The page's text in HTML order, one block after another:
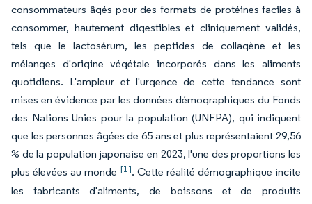
consommateurs âgés pour des formats de protéines faciles à
consommer, hautement digestibles et cliniquement validés,
tels que le lactosérum, les peptides de collagène et les
mélanges d'origine végétale incorporés dans les aliments
quotidiens. L'ampleur et l'urgence de cette tendance sont
mises en évidence par les données démographiques du Fonds
des Nations Unies pour la population (UNFPA), qui indiquent
que les personnes âgées de 65 ans et plus représentaient 29,56
% de la population japonaise en 2023, l'une des proportions les
plus élevées au monde [1]. Cette réalité démographique incite
les fabricants d'aliments, de boissons et de produits